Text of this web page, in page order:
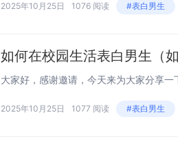
2025年10月25日 1076 阅读 #表白男生
如何在校园生活表白男生（
2025年10月25日 1077 阅读 #表白男生